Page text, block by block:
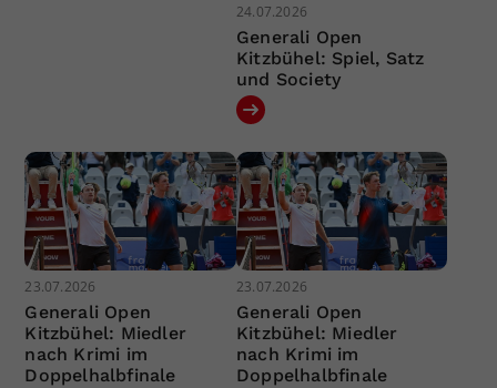
24.07.2026
Generali Open
Kitzbühel: Spiel, Satz
und Society
23.07.2026
Generali Open
Kitzbühel: Miedler
nach Krimi im
Doppelhalbfinale
23.07.2026
Generali Open
Kitzbühel: Miedler
nach Krimi im
Doppelhalbfinale